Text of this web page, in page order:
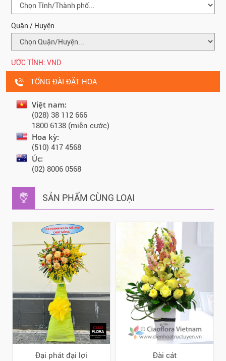
Quận / Huyện
ƯỚC TÍNH: VND
TỔNG ĐÀI ĐẶT HOA
Việt nam:
(028) 38 112 666
1800 6138 (miễn cước)
Hoa kỳ:
(510) 417 4568
Úc:
(02) 8006 0568
SẢN PHẨM CÙNG LOẠI
Đại phát đại lợi
Đài cát